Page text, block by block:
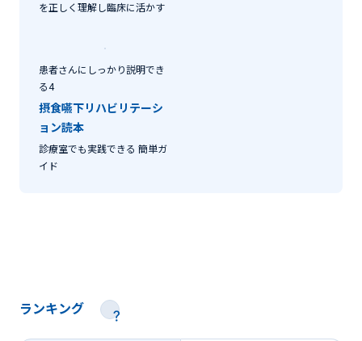
を正しく理解し臨床に活かす
患者さんにしっかり説明でき
る4
摂食嚥下リハビリテーシ
ョン読本
診療室でも実践できる 簡単ガ
イド
ランキング